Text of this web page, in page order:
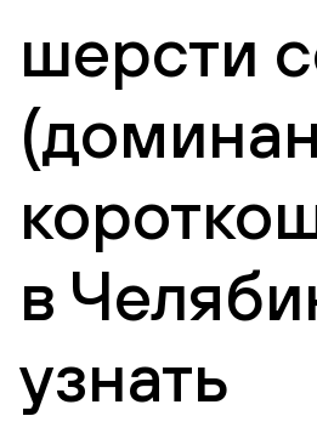
шерсти
в
узнать